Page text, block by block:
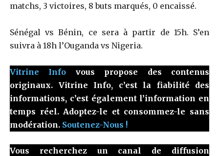
matchs, 3 victoires, 8 buts marqués, 0 encaissé.
Sénégal vs Bénin, ce sera à partir de 15h. S’en
suivra à 18h l’Ouganda vs Nigeria.
Vitrine Info vous propose des contenus
originaux. Vitrine Info, c’est la fiabilité des
informations, c’est également l’information en
temps réel. Adoptez-le et consommez-le sans
modération. Soutenez-Nous !
Vous recherchez un canal de diffusion